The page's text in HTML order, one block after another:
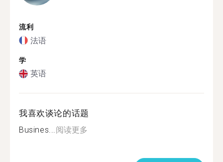
流利
法语
学
英语
我喜欢谈论的话题
Busines...阅读更多